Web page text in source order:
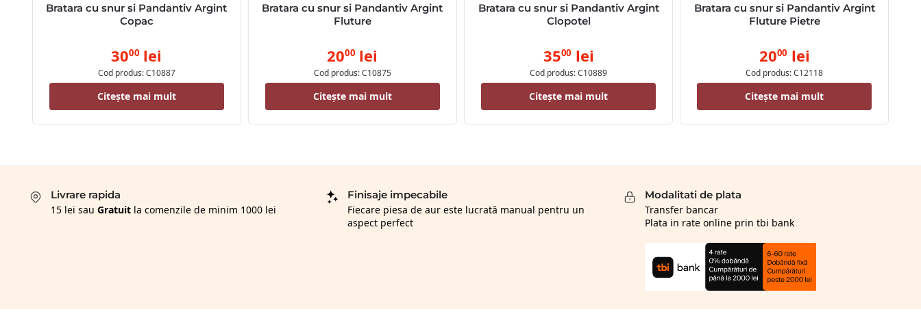
Bratara cu snur si Pandantiv Argint
Copac
3000 lei
Cod produs: C10887
Citește mai mult
Bratara cu snur si Pandantiv Argint
Fluture
2000 lei
Cod produs: C10875
Citește mai mult
Bratara cu snur si Pandantiv Argint
Clopotel
3500 lei
Cod produs: C10889
Citește mai mult
Bratara cu snur si Pandantiv Argint
Fluture Pietre
2000 lei
Cod produs: C12118
Citește mai mult
Livrare rapida
15 lei sau Gratuitla comenzile de minim 1000 lei
Finisaje impecabile
Fiecare piesa de aur este lucrată manual pentru un
aspect perfect
Modalitati de plata
Transfer bancar
Plata in rate online prin tbi bank